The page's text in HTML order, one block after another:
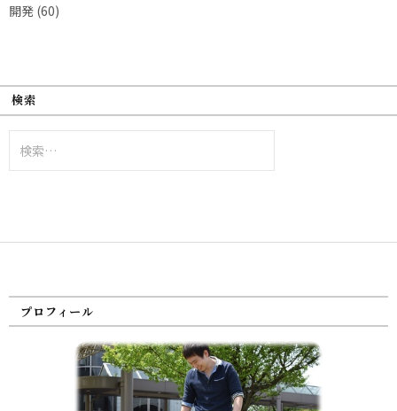
開発 (60)
検索
索:
プロフィール